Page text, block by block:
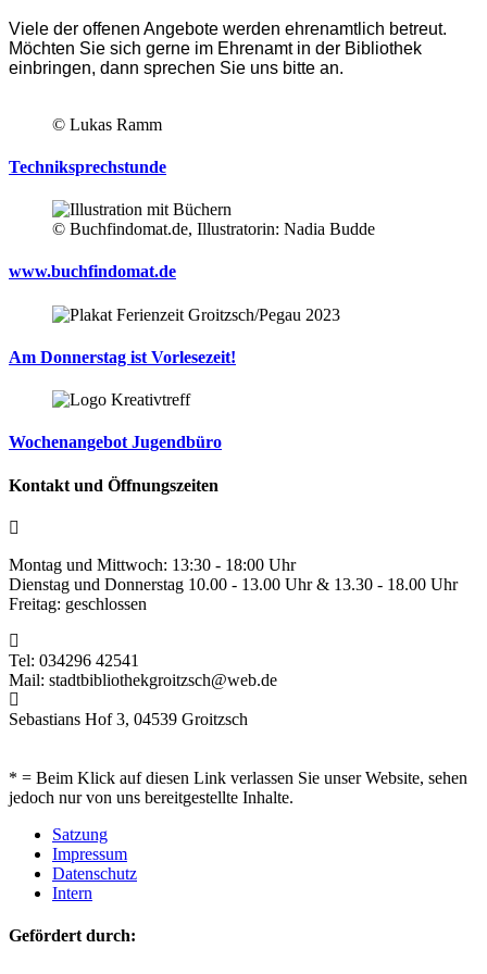
Viele der offenen Angebote werden ehrenamtlich betreut.
Möchten Sie sich gerne im Ehrenamt in der Bibliothek
einbringen, dann sprechen Sie uns bitte an.
© Lukas Ramm
Techniksprechstunde
© Buchfindomat.de, Illustratorin: Nadia Budde
www.buchfindomat.de
Am Donnerstag ist Vorlesezeit!
Wochenangebot Jugendbüro
Kontakt und Öffnungszeiten
Montag und Mittwoch: 13:30 - 18:00 Uhr
Dienstag und Donnerstag 10.00 - 13.00 Uhr & 13.30 - 18.00 Uhr
Freitag: geschlossen
Tel: 034296 42541
Mail: stadtbibliothekgroitzsch@web.de
Sebastians Hof 3, 04539 Groitzsch
* = Beim Klick auf diesen Link verlassen Sie unser Website, sehen
jedoch nur von uns bereitgestellte Inhalte.
Satzung
Impressum
Datenschutz
Intern
Gefördert durch: